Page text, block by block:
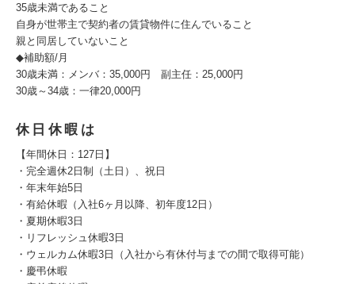
35歳未満であること
自身が世帯主で契約者の賃貸物件に住んでいること
親と同居していないこと
◆補助額/月
30歳未満：メンバ：35,000円 副主任：25,000円
30歳～34歳：一律20,000円
休日休暇は
【年間休日：127日】
・完全週休2日制（土日）、祝日
・年末年始5日
・有給休暇（入社6ヶ月以降、初年度12日）
・夏期休暇3日
・リフレッシュ休暇3日
・ウェルカム休暇3日（入社から有休付与までの間で取得可能）
・慶弔休暇